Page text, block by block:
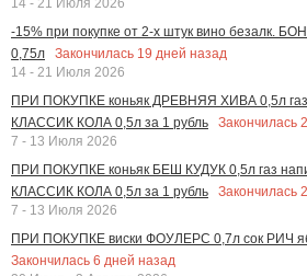
-15% при покупке от 2-х штук вино безалк.
0,75л
Закончилась 19 дней назад
14 - 21 Июля 2026
ПРИ ПОКУПКЕ коньяк ДРЕВНЯЯ ХИВА 0,5л
КЛАССИК КОЛА 0,5л за 1 рубль
Закончилась
7 - 13 Июля 2026
ПРИ ПОКУПКЕ коньяк БЕШ КУДУК 0,5л газ
КЛАССИК КОЛА 0,5л за 1 рубль
Закончилась
7 - 13 Июля 2026
ПРИ ПОКУПКЕ виски ФОУЛЕРС 0,7л сок РИЧ
Закончилась 6 дней назад